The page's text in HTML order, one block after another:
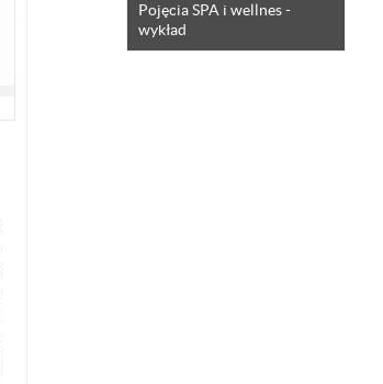
Pojęcia SPA i wellnes -
wykład